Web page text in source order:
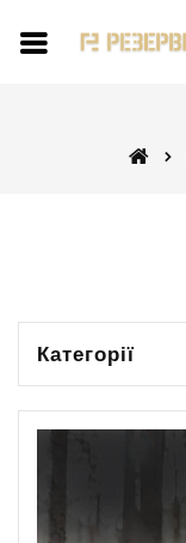
Категорії